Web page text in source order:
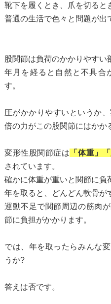
靴下を履くとき、爪を切ると
普通の生活で色々と問題が出
股関節は負荷のかかりやすい
年月を経ると自然と不具合
す。
圧がかかりやすいというか
倍の力がこの股関節にはかか
変形性股関節症は 「体重」
されています。
確かに体重が重いと関節に負
年を取ると、どんどん軟骨が
運動不足で関節周辺の筋肉
節に負担がかかります。
では、年を取ったらみんな
うか?
答えは否です。